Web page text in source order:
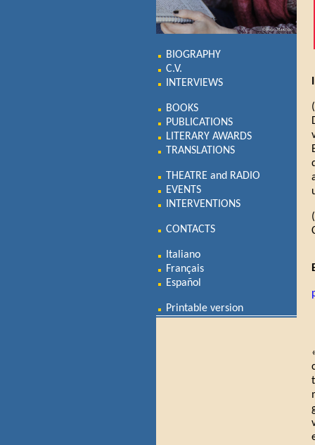
BIOGRAPHY
C.V.
INTERVIEWS
BOOKS
PUBLICATIONS
LITERARY AWARDS
TRANSLATIONS
THEATRE and RADIO
EVENTS
INTERVENTIONS
CONTACTS
Italiano
Français
Español
Printable version